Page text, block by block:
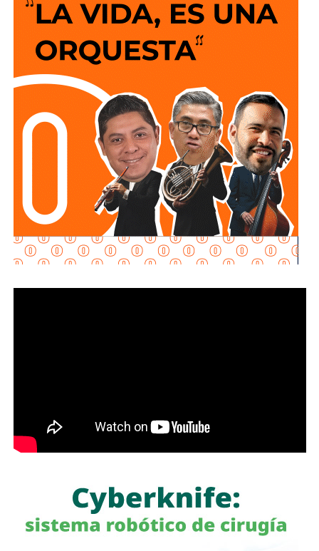
se presumirá dicha intención cuando el deudor, sin causa
justificada, renuncie a su empleo o solicite licencia sin
goce de sueldo, cuando este constituya su único o
principal medio para obtener ingresos.
Asimismo, se establecen sanciones para quienes, durante
un proceso judicial o existiendo una resolución firme,
enajenen intencionalmente de manera parcial o total sus
bienes con la finalidad de eludir obligaciones alimentarias.
De igual manera, se sancionará a quienes, teniendo
conocimiento de la existencia de una obligación
alimentaria o de un proceso judicial en curso, ayuden al
deudor a ocultar bienes, acepten figurar como titulares
aparentes de estos o realicen actos jurídicos simulados
con el propósito de evitar que se cumplan las
También lee:
movimientos ligados al huachicol
Torres, de norponiente a suroriente,
por lo quelos
vehículos que ingresen a la zona de la FENAPO
deberán hacerlo desde Calzada de Guadalup
utilizando esta vialidad como acceso principal. Como
alternativa,se contará con un acceso secundario por
avenida Simón Díaz, proveniente de avenida de la
Constitución.
Para la salida del recinto,el flujo vehicular se distribuirá
principalmente hacia Circuito Potosí,mediante la
incorporación desde avenida de las Torres. Como salida
secundaria, los automovilistas podrán continuar por esta
misma vialidad para incorporarse a avenida Simón Díaz,
con dirección a avenida de la Constitución y el
fraccionamiento Simón Díaz.
Como parte de la estrategia de movilidad, la avenida
será habilitado como callejón peatonal, mientras que el
segundo tramo funcionará como zona exclusiva para